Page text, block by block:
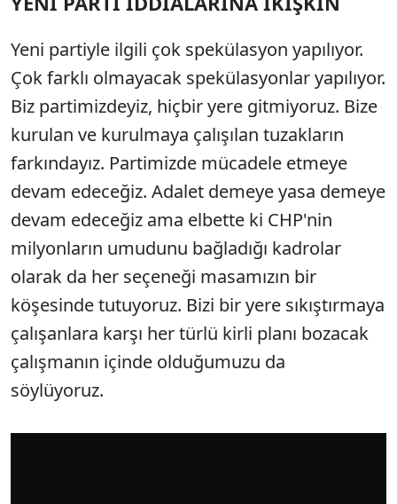
Yeni partiyle ilgili çok spekülasyon yapılıyor.
Çok farklı olmayacak spekülasyonlar yapılıyor.
Biz partimizdeyiz, hiçbir yere gitmiyoruz. Bize
kurulan ve kurulmaya çalışılan tuzakların
farkındayız. Partimizde mücadele etmeye
devam edeceğiz. Adalet demeye yasa demeye
devam edeceğiz ama elbette ki CHP'nin
milyonların umudunu bağladığı kadrolar
olarak da her seçeneği masamızın bir
köşesinde tutuyoruz. Bizi bir yere sıkıştırmaya
çalışanlara karşı her türlü kirli planı bozacak
çalışmanın içinde olduğumuzu da
söylüyoruz.